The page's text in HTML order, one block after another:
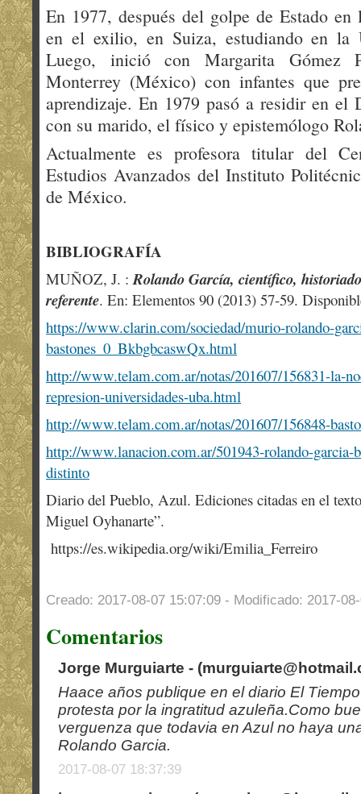
En 1977, después del golpe de Estado
en el exilio, en Suiza, estudiando en la
Luego, inició con Margarita Gómez
Monterrey (México) con infantes que
aprendizaje.​ En 1979 pasó a residir en el
con su marido, el físico y epistemólogo
Actualmente es profesora titular del
Estudios Avanzados del Instituto
de México.
BIBLIOGRAFÍA
MUÑOZ, J. :Rolando García, científico,
referente. En: Elementos 90 (2013) 57-59.
https://www.clarin.com/sociedad/murio-rolando-
bastones_0_BkbgbcaswQx.html
http://www.telam.com.ar/notas/201607/156831-la-
represion-universidades-uba.html
http://www.telam.com.ar/notas/201607/156848-
http://www.lanacion.com.ar/501943-rolando-garcia-
distinto
Diario del Pueblo, Azul. Ediciones citadas en el
Miguel Oyhanarte”.
https://es.wikipedia.org/wiki/Emilia_Ferreiro
Creado: 2017-08-07 15:07:09 - Modificado: 2017-
Comentarios
Jorge Murguiarte - (
Haace años publique en el diario El
protesta por la ingratitud azuleña.Como
verguenza que todavia en Azul no haya
Rolando Garcia.
2017-08-07 18:37:39